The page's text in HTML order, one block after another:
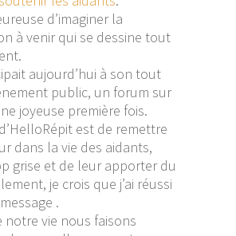
d’imaginer la
à venir qui se dessine tout
aujourd’hui à son tout
public, un forum sur
joyeuse première fois.
est de remettre
dans la vie des aidants,
grise et de leur apporter du
je crois que j’ai réussi
.
notre vie nous faisons